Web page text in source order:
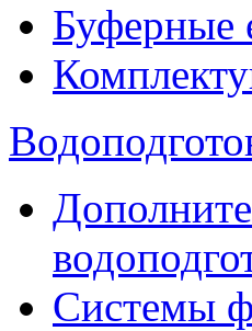
Буферные
Системы